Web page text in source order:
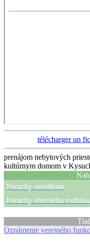
télécharger un
prenájom nebytových
kultúrnym domom v
Poruchy osvetlenia
Poruchy obecného
Oznámenie verejného